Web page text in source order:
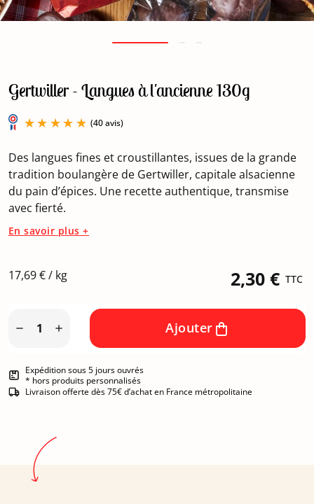
Gertwiller - Langues à l'ancienne 130g
Des langues fines et croustillantes, issues de la grande
tradition boulangère de Gertwiller, capitale alsacienne
du pain d’épices. Une recette authentique, transmise
avec fierté.
En savoir plus +
17,69 € / kg 2,30 € TTC
  Ajouter
Expédition sous 5 jours ouvrés
* hors produits personnalisés
Livraison offerte dès 75€ d’achat en France métropolitaine